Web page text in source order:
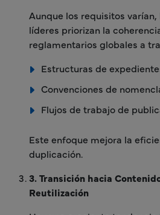
Aunque los requisitos
líderes priorizan la
reglamentarios globales a
Estructuras de
Convenciones de
Flujos de trabajo de
Este enfoque mejora la
duplicación.
3. Transición hacia
Reutilización